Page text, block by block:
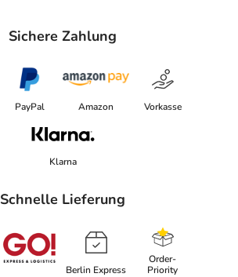
Sichere Zahlung
PayPal Amazon Vorkasse
Klarna
Schnelle Lieferung
Berlin Express
Order-
Priority